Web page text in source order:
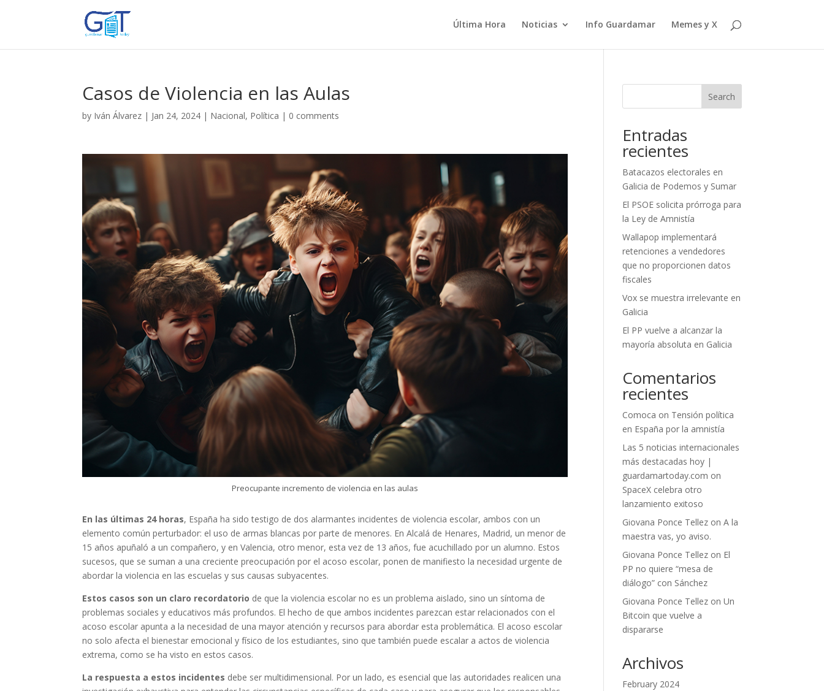
Última Hora Noticias Info Guardamar Memes y X
Casos de Violencia en las Aulas
by Iván Álvarez | Jan 24, 2024 | Nacional, Política | 0 comments
Preocupante incremento de violencia en las aulas
En las últimas 24 horas, España ha sido testigo de dos alarmantes incidentes de violencia escolar, ambos con un
elemento común perturbador: el uso de armas blancas por parte de menores. En Alcalá de Henares, Madrid, un menor de
15 años apuñaló a un compañero, y en Valencia, otro menor, esta vez de 13 años, fue acuchillado por un alumno. Estos
sucesos, que se suman a una creciente preocupación por el acoso escolar, ponen de manifiesto la necesidad urgente de
abordar la violencia en las escuelas y sus causas subyacentes.
Estos casos son un claro recordatorio de que la violencia escolar no es un problema aislado, sino un síntoma de
problemas sociales y educativos más profundos. El hecho de que ambos incidentes parezcan estar relacionados con el
acoso escolar apunta a la necesidad de una mayor atención y recursos para abordar esta problemática. El acoso escolar
no solo afecta el bienestar emocional y físico de los estudiantes, sino que también puede escalar a actos de violencia
extrema, como se ha visto en estos casos.
La respuesta a estos incidentes debe ser multidimensional. Por un lado, es esencial que las autoridades realicen una
Search
Entradas
recientes
Batacazos electorales en
Galicia de Podemos y Sumar
El PSOE solicita prórroga para
la Ley de Amnistía
Wallapop implementará
retenciones a vendedores
que no proporcionen datos
fiscales
Vox se muestra irrelevante en
Galicia
El PP vuelve a alcanzar la
mayoría absoluta en Galicia
Comentarios
recientes
Comoca on Tensión política
en España por la amnistía
Las 5 noticias internacionales
más destacadas hoy |
guardamartoday.com on
SpaceX celebra otro
lanzamiento exitoso
Giovana Ponce Tellez onA la
maestra vas, yo aviso.
Giovana Ponce Tellez on El
PP no quiere “mesa de
diálogo” con Sánchez
Giovana Ponce Tellez onUn
Bitcoin que vuelve a
dispararse
Archivos
February 2024